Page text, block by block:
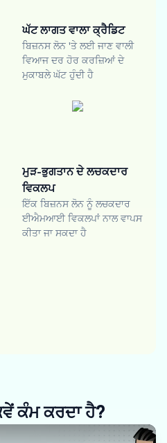
ਘੱਟ ਲਾਗਤ ਵਾਲਾ ਕ੍ਰੈਡਿਟ
ਬਿਜ਼ਨਸ ਲੋਨ 'ਤੇ ਲਈ ਜਾਣ ਵਾਲੀ
ਵਿਆਜ ਦਰ ਹੋਰ ਕਰਜ਼ਿਆਂ ਦੇ
ਮੁਕਾਬਲੇ ਘੱਟ ਹੁੰਦੀ ਹੈ
ਮੁੜ-ਭੁਗਤਾਨ ਦੇ ਲਚਕਦਾਰ
ਵਿਕਲਪ
ਇੱਕ ਬਿਜ਼ਨਸ ਲੋਨ ਨੂੰ ਲਚਕਦਾਰ
ਈਐਮਆਈ ਵਿਕਲਪਾਂ ਨਾਲ ਵਾਪਸ
ਕੀਤਾ ਜਾ ਸਕਦਾ ਹੈ
ਕੰਮ ਕਰਦਾ ਹੈ?